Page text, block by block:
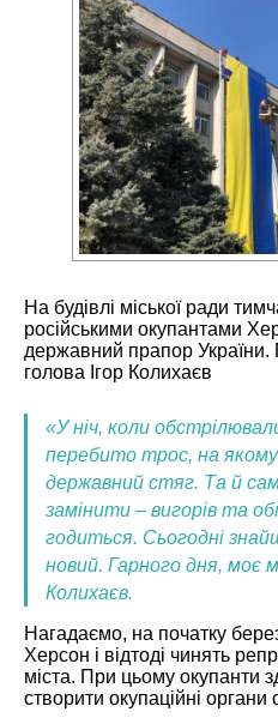
На будівлі міської ради
російськими окупантами
державний прапор України.
голова Ігор Колихаєв
«У ніч, коли
перебито трос, на
державний стяг. Та й
замінити – вигорів та
годиться. Сьогодні
новий. Гарного дня, моє
Колихаєв.
Нагадаємо, на початку
Херсон і відтоді чинять
міста. При цьому окупанти
створити окупаційні